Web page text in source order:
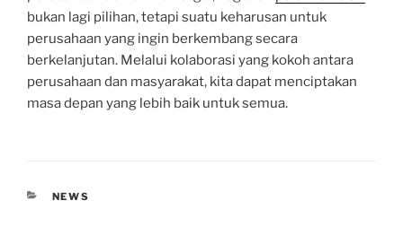
bukan lagi pilihan, tetapi suatu keharusan untuk
perusahaan yang ingin berkembang secara
berkelanjutan. Melalui kolaborasi yang kokoh antara
perusahaan dan masyarakat, kita dapat menciptakan
masa depan yang lebih baik untuk semua.
CATEGORIES
NEWS